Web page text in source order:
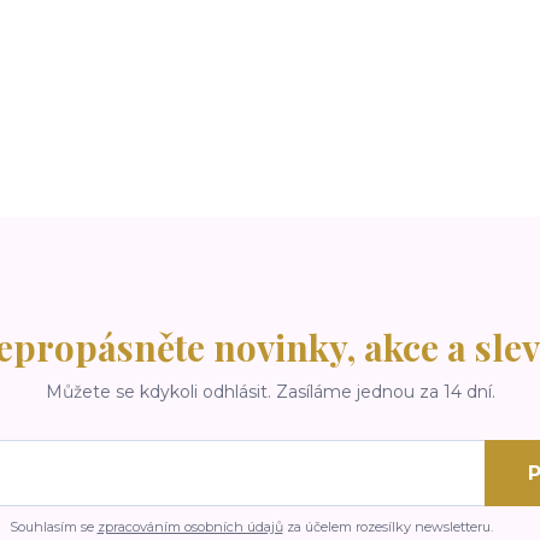
novinky, akce a
Můžete se kdykoli odhlásit. Zasíláme jednou za 14 dní.
Souhlasím se zpracováním osobních údajůza účelem rozesílky newsletteru.